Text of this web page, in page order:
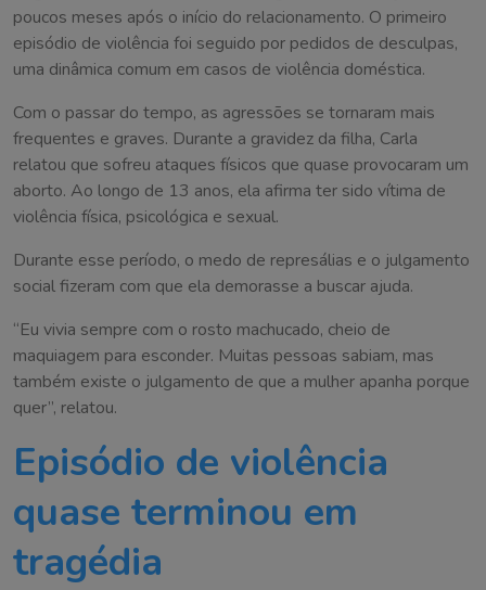
poucos meses após o início do relacionamento. O primeiro
episódio de violência foi seguido por pedidos de desculpas,
uma dinâmica comum em casos de violência doméstica.
Com o passar do tempo, as agressões se tornaram mais
frequentes e graves. Durante a gravidez da filha, Carla
relatou que sofreu ataques físicos que quase provocaram um
aborto. Ao longo de 13 anos, ela afirma ter sido vítima de
violência física, psicológica e sexual.
Durante esse período, o medo de represálias e o julgamento
social fizeram com que ela demorasse a buscar ajuda.
“Eu vivia sempre com o rosto machucado, cheio de
maquiagem para esconder. Muitas pessoas sabiam, mas
também existe o julgamento de que a mulher apanha porque
quer”, relatou.
Episódio de violência
quase terminou em
tragédia